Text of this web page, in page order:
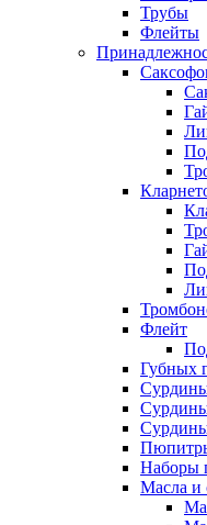
Трубы
Флейты
Флейт
Губных
Наборы
Масла и